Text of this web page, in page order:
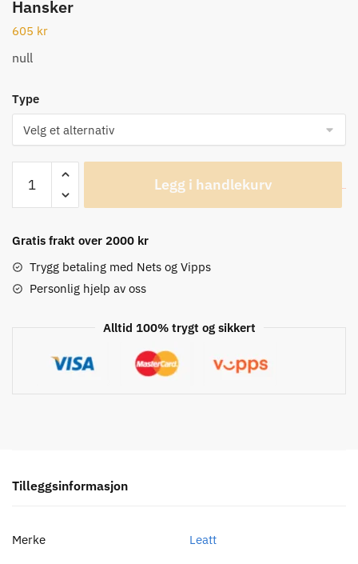
Hansker
605 kr
null
Type
MTB
2.0
Flow
MicronGrip
Ink
Legg i handlekurv
Gratis frakt over 2000 kr
Trygg betaling med Nets og Vipps
Personlig hjelp av oss
Alltid 100% trygt og sikkert
Tilleggsinformasjon
Merke Leatt